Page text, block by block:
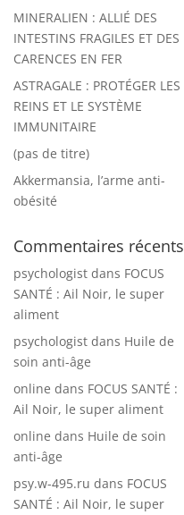
MINERALIEN : ALLIÉ DES
INTESTINS FRAGILES ET DES
CARENCES EN FER
ASTRAGALE : PROTÉGER LES
REINS ET LE SYSTÈME
IMMUNITAIRE
(pas de titre)
Akkermansia, l’arme anti-
obésité
Commentaires récents
psychologist dans FOCUS
SANTÉ : Ail Noir, le super
aliment
psychologist dans Huile de
soin anti-âge
online dans FOCUS SANTÉ :
Ail Noir, le super aliment
online dans Huile de soin
anti-âge
psy.w-495.ru dans FOCUS
SANTÉ : Ail Noir, le super